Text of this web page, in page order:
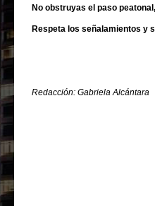
No obstruyas el paso
Respeta los señalamientos y
Redacción: Gabriela Alcántara